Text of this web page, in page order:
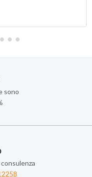
sono